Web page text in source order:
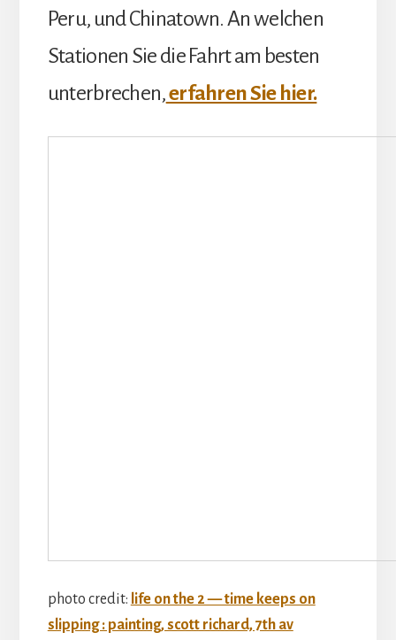
Peru, und Chinatown. An welchen
Stationen Sie die Fahrt am besten
unterbrechen,erfahren Sie hier.
photo credit: life on the 2 — time keeps on
slipping : painting, scott richard, 7th av